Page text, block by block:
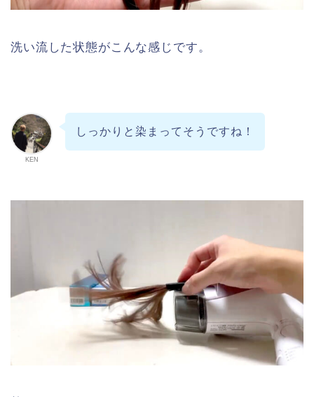
洗い流した状態がこんな感じです。
KEN
しっかりと染まってそうですね！